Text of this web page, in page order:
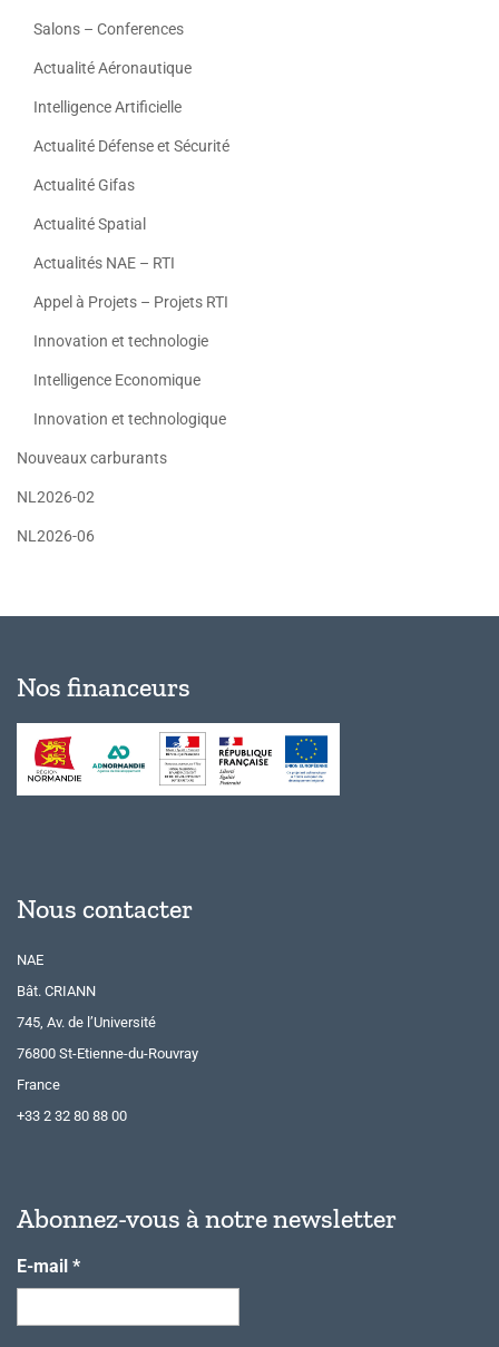
Salons – Conferences
Actualité Aéronautique
Intelligence Artificielle
Actualité Défense et Sécurité
Actualité Gifas
Actualité Spatial
Actualités NAE – RTI
Appel à Projets – Projets RTI
Innovation et technologie
Intelligence Economique
Innovation et technologique
Nouveaux carburants
NL2026-02
NL2026-06
Nos financeurs
Nous contacter
NAE
Bât. CRIANN
745, Av. de l’Université
76800 St-Etienne-du-Rouvray
France
+33 2 32 80 88 00
Abonnez-vous à notre newsletter
E-mail *